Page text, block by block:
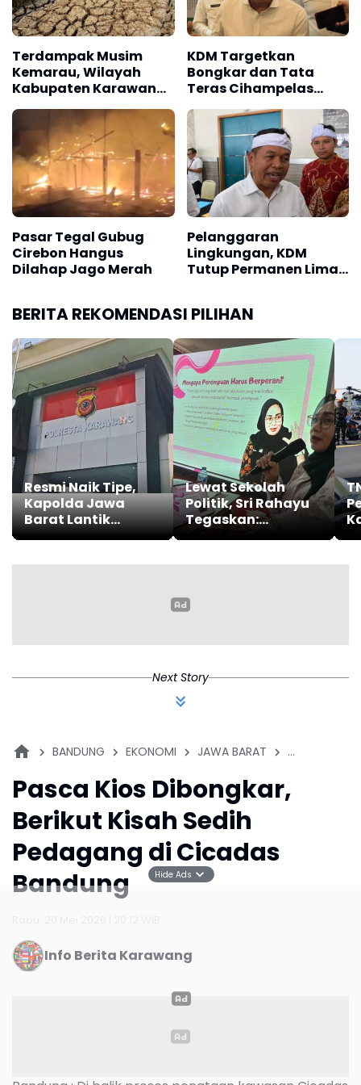
program ini juga diharapkan memberi pengalaman
baru, memperluas relasi antarsiswa Jawa Barat,
serta menjadi bekal bagi generasi muda
Pancawaluya menuju Indonesia Emas 2045.(*)
Terdampak Musim
Kemarau, Wilayah
Kabupaten Karawang
Kekeringan Makin
Meluas
KDM Targetkan
Bongkar dan Tata
Teras Cihampelas
Beres Oktober 2026
Pasar Tegal Gubug
Cirebon Hangus
Dilahap Jago Merah
Pelanggaran
Lingkungan, KDM
Tutup Permanen Lima
BERITA REKOMENDASI PILIHAN
Resmi Naik Tipe,
Kapolda Jawa
Barat Lantik
Kombes Pol. Mario
Kapolresta
Lewat Sekolah
Politik, Sri Rahayu
Tegaskan:
Keterlibatan
Demokrasi yang
Next Story
BANDUNG EKONOMI JAWA BARAT LINGKUNGAN
Pasca Kios Dibongkar,
Berikut Kisah Sedih
Pedagang di Cicadas
Bandung
Info Berita Karawang
Hide Ads